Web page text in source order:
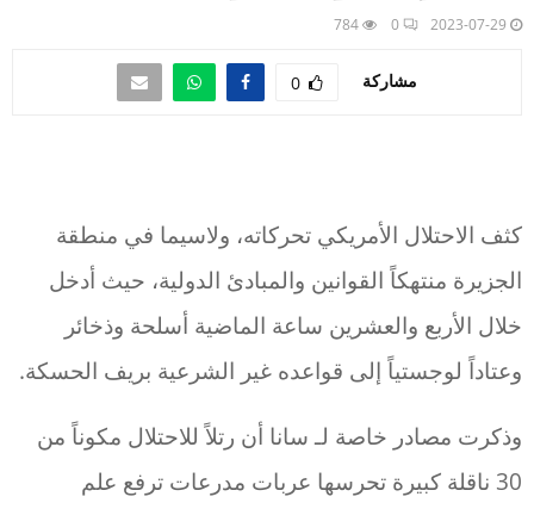
2023-07-29
0
784
مشاركة 0
كثف الاحتلال الأمريكي تحركاته، ولاسيما في منطقة
الجزيرة منتهكاً القوانين والمبادئ الدولية، حيث أدخل
خلال الأربع والعشرين ساعة الماضية أسلحة وذخائر
وعتاداً لوجستياً إلى قواعده غير الشرعية بريف الحسكة.
وذكرت مصادر خاصة لـ سانا أن رتلاً للاحتلال مكوناً من
30 ناقلة كبيرة تحرسها عربات مدرعات ترفع علم